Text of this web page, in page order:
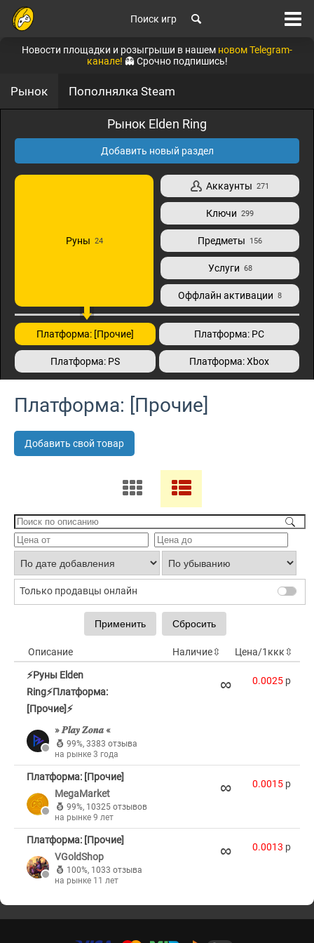
Поиск игр
Новости площадки и розыгрыши в нашем новом Telegram-
канале! 👻 Срочно подпишись!
Рынок Пополнялка Steam
Рынок Elden Ring
Добавить новый раздел
Руны 24
Аккаунты 271
Ключи 299
Предметы 156
Услуги 68
Оффлайн активации 8
Платформа: [Прочие] Платформа: PC
Платформа: PS Платформа: Xbox
Платформа: [Прочие]
Добавить свой товар
Только продавцы онлайн
Цена/1ккк⇳
Наличие⇳
Описание
⚡Руны Elden
Ring⚡Платформа:
[Прочие]⚡
» 𝑷𝒍𝒂𝒚 𝒁𝒐𝒏𝒂 «
99%, 3383 отзыва
на рынке 3 года
∞ 0.0025 p
Платформа: [Прочие]
MegaMarket
99%, 10325 отзывов
на рынке 9 лет
∞ 0.0015 p
Платформа: [Прочие]
VGoldShop
100%, 1033 отзыва
на рынке 11 лет
∞ 0.0013 p